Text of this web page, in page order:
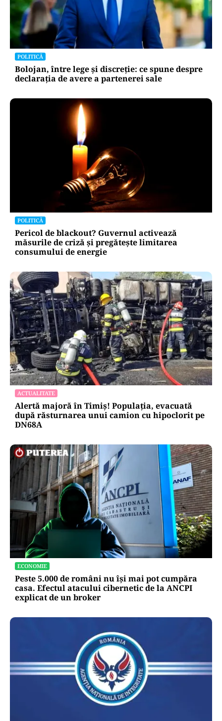
POLITICĂ
Bolojan, între lege și discreție: ce spune despre
declarația de avere a partenerei sale
POLITICĂ
Pericol de blackout? Guvernul activează
măsurile de criză și pregătește limitarea
consumului de energie
ACTUALITATE
Alertă majoră în Timiș! Populația, evacuată
după răsturnarea unui camion cu hipoclorit pe
DN68A
ECONOMIE
Peste 5.000 de români nu își mai pot cumpăra
casa. Efectul atacului cibernetic de la ANCPI
explicat de un broker